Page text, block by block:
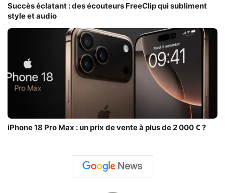
Succès éclatant : des écouteurs FreeClip qui subliment
style et audio
iPhone 18 Pro Max : un prix de vente à plus de 2 000 € ?